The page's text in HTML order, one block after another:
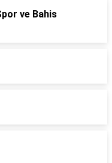
ve Bahis